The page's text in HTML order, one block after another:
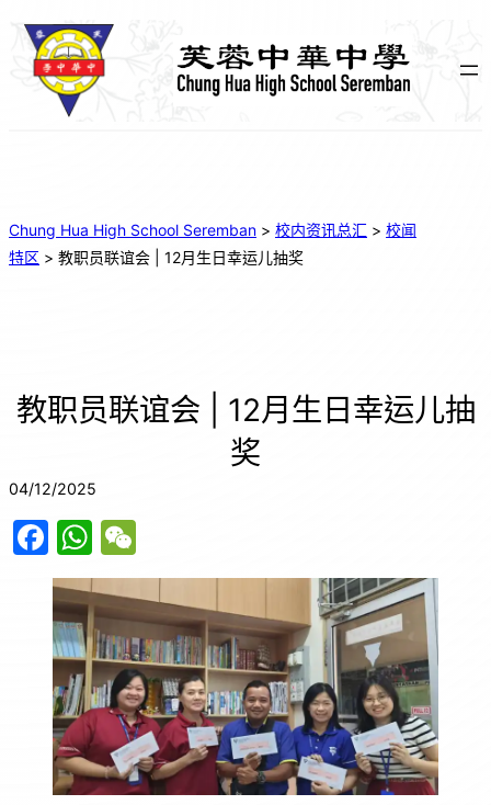
Chung Hua High School Seremban > 校内资讯总汇 > 校闻
特区 > 教职员联谊会 | 12月生日幸运儿抽奖
教职员联谊会 | 12月生日幸运儿抽
奖
04/12/2025
F
a
c
e
b
o
o
k
W
h
at
s
A
p
p
e
C
h
at